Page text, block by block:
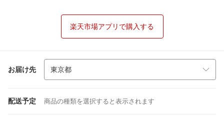
楽天市場アプリで購入する
お届け先
配送予定 商品の種類を選択すると表示されます